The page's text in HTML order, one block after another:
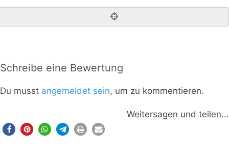
Schreibe eine Bewertung
Du musst angemeldet sein, um zu kommentieren.
Weitersagen und teilen...